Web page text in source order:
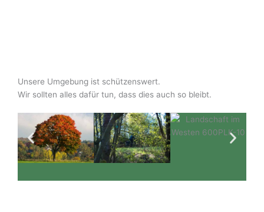
Unsere Umgebung ist schützenswert.
Wir sollten alles dafür tun, dass dies auch so bleibt.